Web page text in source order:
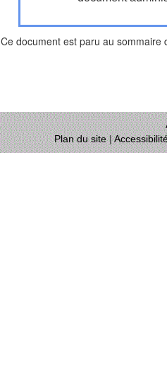
Ce document est paru au sommaire
Plan du site|